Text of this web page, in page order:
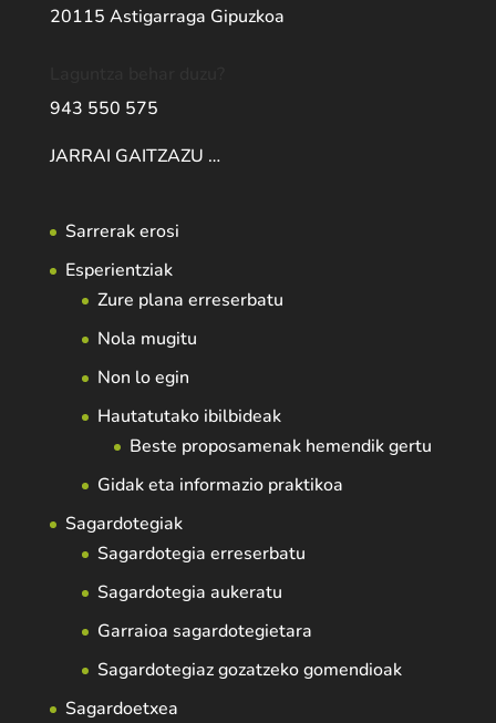
20115 Astigarraga Gipuzkoa
943 550 575
JARRAI GAITZAZU …
Sarrerak erosi
Esperientziak
Zure plana erreserbatu
Nola mugitu
Non lo egin
Hautatutako ibilbideak
Beste proposamenak hemendik gertu
Gidak eta informazio praktikoa
Sagardotegiak
Sagardotegia erreserbatu
Sagardotegia aukeratu
Garraioa sagardotegietara
Sagardotegiaz gozatzeko gomendioak
Sagardoetxea